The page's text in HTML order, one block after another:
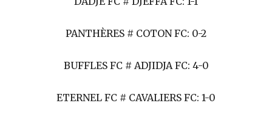
PANTHÈRES # COTON FC: 0-2
BUFFLES FC # ADJIDJA FC: 4-0
ETERNEL FC # CAVALIERS FC: 1-0